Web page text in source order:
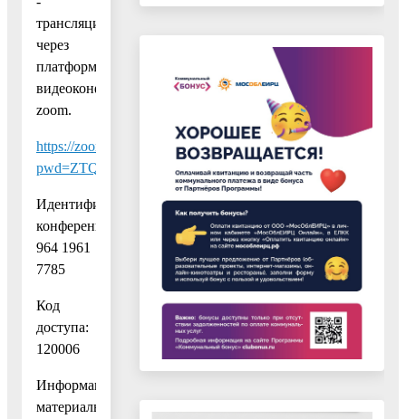
трансляции»
через
платформу
видеоконференции
zoom.
https://zoom.us/j/96419617785?
pwd=ZTQ0VUw4R3JPb0lnTnhMV0lRNU45QT09
Идентификатор
конференции:
964 1961
7785
Код
доступа:
120006
Информационные
материалы